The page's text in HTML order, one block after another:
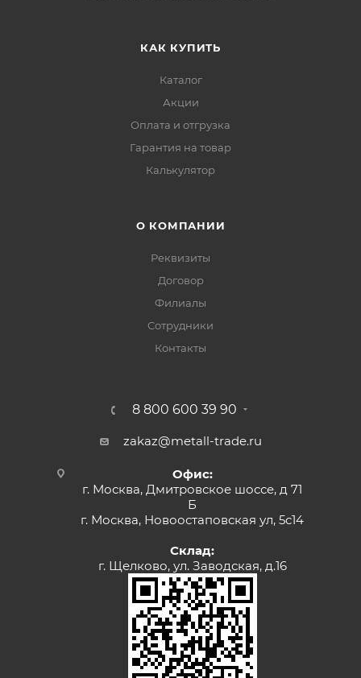
КАК КУПИТЬ
Каталог
Акции
Оплата и отгрузка
Гарантия на товар
Калькулятор
О КОМПАНИИ
Реквизиты
Договор
Филиалы
Сотрудники
Контакты
8 800 600 39 90
zakaz@metall-trade.ru
Офис:
г. Москва, Дмитровское шоссе, д 71
Б
г. Москва, Новоостаповская ул, 5с14
Склад:
г. Щелково, ул. Заводская, д.16